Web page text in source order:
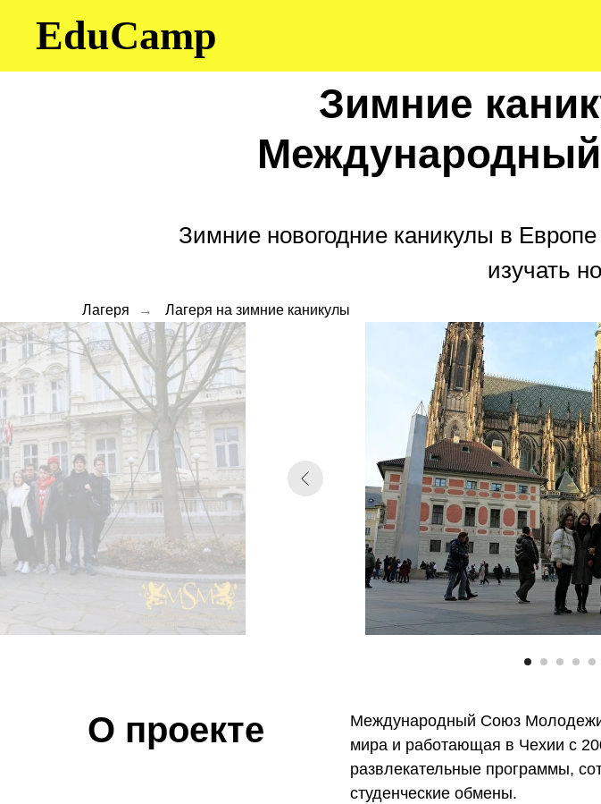
EduCamp
Зимние
Зимние новогодние каникулы в
изучать
Лагеря → Лагеря на зимние каникулы
О проекте
Международный Союз Молодежи
мира и работающая в Чехии с
развлекательные программы,
студенческие обмены.